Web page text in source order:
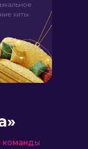
хиты.
команды